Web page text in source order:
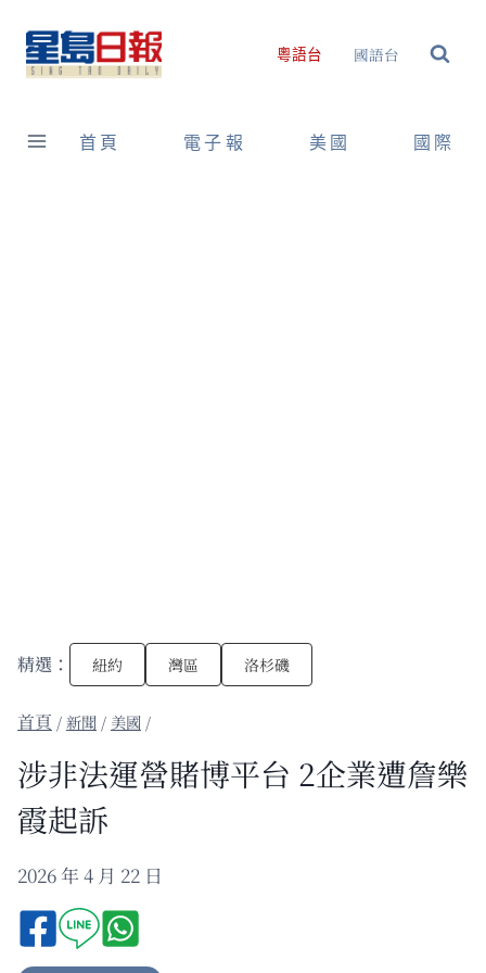
content
粵語台 國語台
首頁 電子報 美國 國際
精選： 紐約 灣區 洛杉磯
/新聞 / 美國 /
涉非法運營賭博平台 2企業遭詹樂
霞起訴
2026 年 4 月 22 日